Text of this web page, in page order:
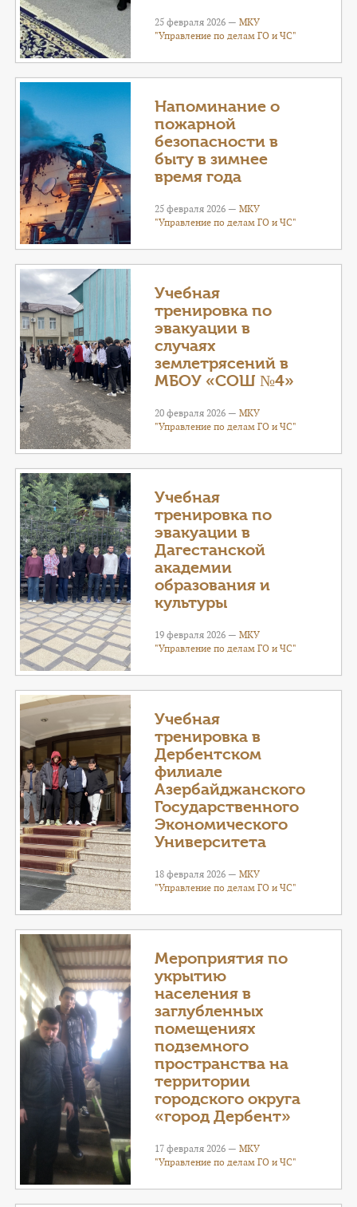
25 февраля 2026 —МКУ
"Управление по делам ГО и ЧС"
Напоминание о
пожарной
безопасности в
быту в зимнее
время года
25 февраля 2026 —МКУ
"Управление по делам ГО и ЧС"
Учебная
тренировка по
эвакуации в
случаях
землетрясений в
МБОУ «СОШ №4»
20 февраля 2026 —МКУ
"Управление по делам ГО и ЧС"
Учебная
тренировка по
эвакуации в
Дагестанской
академии
образования и
культуры
19 февраля 2026 —МКУ
"Управление по делам ГО и ЧС"
Учебная
тренировка в
Дербентском
филиале
Азербайджанского
Государственного
Экономического
Университета
18 февраля 2026 —МКУ
"Управление по делам ГО и ЧС"
Мероприятия по
укрытию
населения в
заглубленных
помещениях
подземного
пространства на
территории
городского округа
«город Дербент»
17 февраля 2026 —МКУ
"Управление по делам ГО и ЧС"